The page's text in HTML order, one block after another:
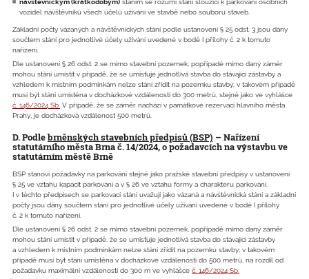
návštěvnickým (krátkodobým) stáním se rozumí stání sloužící k parkování osobních
vozidel návštěvníků všech účelů užívání ve stavbě nebo souboru staveb.
Základní počty vázaných a návštěvnických stání podle ustanovení § 25 odst. 3 jsou dány
součtem stání pro jednotlivé účely užívání uvedené v bodě I přílohy č. 2 k tomuto
nařízení.
Dle ustanovení § 26 odst. 2 se mimo stavební pozemek, popřípadě mimo daný záměr
mohou stání umístit v případě, že se umisťuje jednotlivá stavba do stávající zástavby a
vzhledem k místním podmínkám nelze stání zřídit na pozemku stavby; v takovém případě
musí být stání umístěna v docházkové vzdálenosti do 300 metrů, stejně jako ve vyhlášce
č. 146/2024 Sb. V případě, že se záměr nachází v památkové rezervaci hlavního města
Prahy, je docházková vzdálenost 500 metrů.
D. Podlebrněnských stavebních předpisů (BSP) – Nařízení
statutárního města Brna č. 14/2024, o požadavcích na výstavbu ve
statutárním městě Brně
BSP stanoví požadavky na parkování stejně jako pražské stavební předpisy v ustanovení
§ 25 ve vztahu kapacit parkování a v § 26 ve vztahu formy a charakteru parkování.
I v těchto předpisech se parkovací stání uvažují jako vázaná a návštěvnická stání a základní
počty jsou dány součtem stání pro jednotlivé účely užívání uvedené v bodě I přílohy
č. 2 k tomuto nařízení.
Dle ustanovení § 26 odst. 2 se mimo stavební pozemek, popřípadě mimo daný záměr
mohou stání umístit v případě, že se umisťuje jednotlivá stavba do stávající zástavby
a vzhledem k místním podmínkám nelze stání zřídit na pozemku stavby; v takovém
případě musí být stání umístěna v docházkové vzdálenosti do 500 metrů, na rozdíl od
požadavku maximální vzdálenosti do 300 m ve vyhlášce č. 146/2024 Sb.